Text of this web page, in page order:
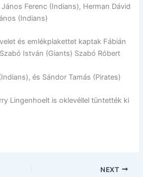
Ferenc (Indians), Herman Dávid
(Indians)
és emlékplakettet kaptak Fábián
István (Giants) Szabó Róbert
és Sándor Tamás (Pirates)
Lingenhoelt is oklevéllel tüntették ki
NEXT